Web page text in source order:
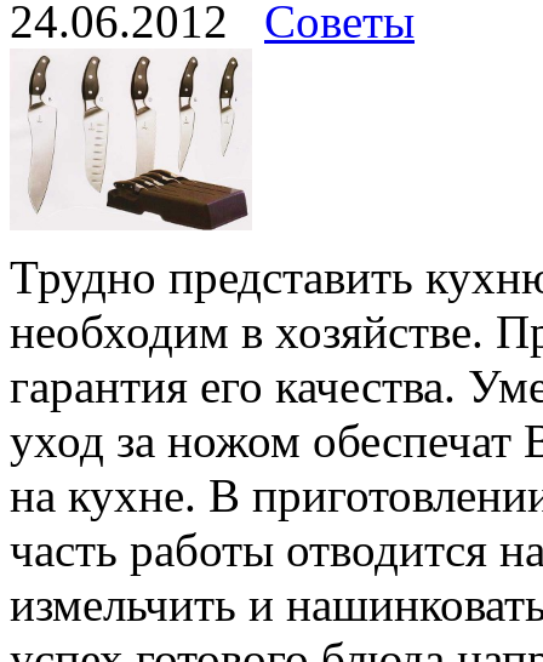
24.06.2012 Советы
Трудно представить
необходим в хозяйстве.
гарантия его качества.
уход за ножом
на кухне. В
часть работы отводится
измельчить и